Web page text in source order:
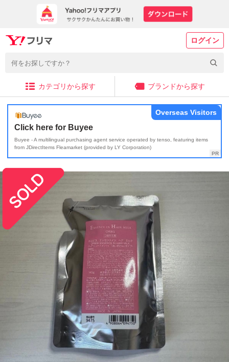
ログイン
カテゴリから探す ブランドから探す
Click here for Buyee
Buyee - A multilingual purchasing agent service operated by tenso, featuring items
from JDirectItems Fleamarket (provided by LY Corporation)
Overseas Visitors